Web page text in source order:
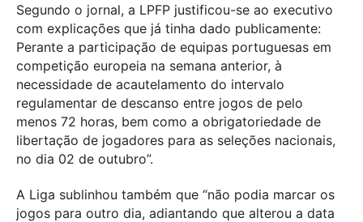
Segundo o jornal, a LPFP justificou-se ao executivo
com explicações que já tinha dado publicamente:
Perante a participação de equipas portuguesas em
competição europeia na semana anterior, à
necessidade de acautelamento do intervalo
regulamentar de descanso entre jogos de pelo
menos 72 horas, bem como a obrigatoriedade de
libertação de jogadores para as seleções nacionais,
no dia 02 de outubro”.
A Liga sublinhou também que “não podia marcar os
jogos para outro dia, adiantando que alterou a data